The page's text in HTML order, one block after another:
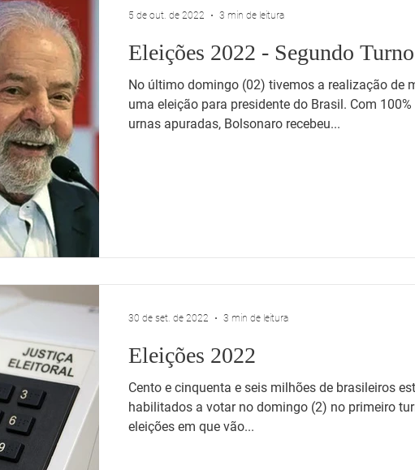
Eleições 2022 - Segundo Turno
No último domingo (02) tivemos a realização de
uma eleição para presidente do Brasil. Com 100%
urnas apuradas, Bolsonaro recebeu...
5 de out. de 2022 3 min de leitura
Eleições 2022
Cento e cinquenta e seis milhões de brasileiros
habilitados a votar no domingo (2) no primeiro
eleições em que vão...
30 de set. de 2022 3 min de leitura